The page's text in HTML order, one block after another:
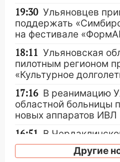
19:30 Ульяновцев
поддержать
на фестивале
18:11 Ульяновская
пилотным регионом
«Культурное
17:16 В реанимацию
областной больницы
новых аппаратов ИВЛ
16:51
В
ремонтируют дороги,
и проводят новое
Другие